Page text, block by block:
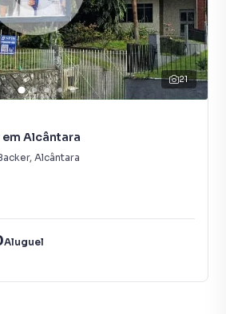
21
em Alcântara
, Alcântara
Aluguel